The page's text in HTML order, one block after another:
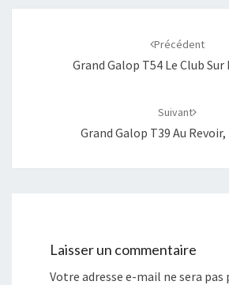
Précédent
Grand Galop T54 Le Club Sur
Suivant
Grand Galop T39 Au
Laisser un commentaire
Votre adresse e-mail ne sera pas